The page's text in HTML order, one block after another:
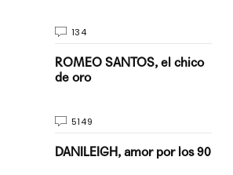
134
ROMEO SANTOS, el chico
de oro
5149
DANILEIGH, amor por los 90